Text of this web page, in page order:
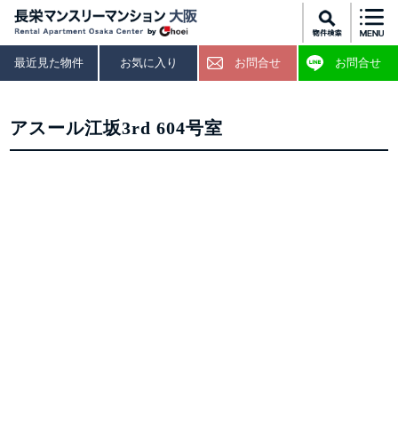
最近見た物件 お気に入り お問合せ お問合せ
アスール江坂3rd 604号室